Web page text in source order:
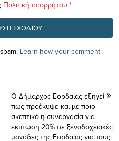
Πολιτική απορρήτου *
Learn how your comment
Ο Δήμαρχος Εορδαίας εξηγεί
πως προέκυψε και με ποιο
σκεπτικό η συνεργασία για
εκπτωση 20% σε ξενοδοχειακές
μονάδες της Εορδαίας για τους